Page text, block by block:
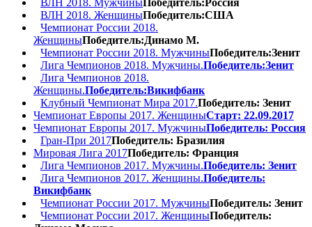
ВЛН 2018. ЖенщиныПобедитель:США
Чемпионат России 2018.
ЖенщиныПобедитель:Динамо М.
Чемпионат России 2018. МужчиныПобедитель:Зенит
Лига Чемпионов 2018. Мужчины.Победитель:Зенит
Лига Чемпионов 2018.
Женщины.Победитель:Викифбанк
Клубный Чемпионат Мира 2017.Победитель: Зенит
Чемпионат Европы 2017. ЖенщиныСтарт: 22.09.2017
Чемпионат Европы 2017. МужчиныПобедитель: Россия
Гран-При 2017Победитель: Бразилия
Мировая Лига 2017Победитель: Франция
Лига Чемпионов 2017. Мужчины.Победитель: Зенит
Лига Чемпионов 2017. Женщины.Победитель:
Викифбанк
Чемпионат России 2017. МужчиныПобедитель: Зенит
Чемпионат России 2017. ЖенщиныПобедитель: